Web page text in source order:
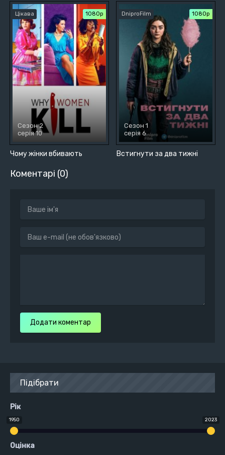
Чому жінки вбивають
Цікава 1080p
Сезон 2
серія 10
Встигнути за два тижні
DniproFilm 1080p
Сезон 1
серія 6
Коментарі (0)
Додати коментар
Підібрати
Рік
1950 2023
Оцінка